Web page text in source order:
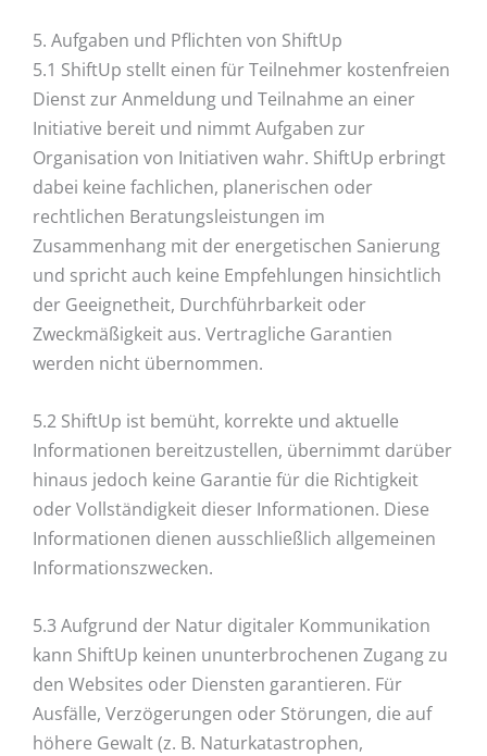
5. Aufgaben und Pflichten von ShiftUp
5.1 ShiftUp stellt einen für Teilnehmer kostenfreien
Dienst zur Anmeldung und Teilnahme an einer
Initiative bereit und nimmt Aufgaben zur
Organisation von Initiativen wahr. ShiftUp erbringt
dabei keine fachlichen, planerischen oder
rechtlichen Beratungsleistungen im
Zusammenhang mit der energetischen Sanierung
und spricht auch keine Empfehlungen hinsichtlich
der Geeignetheit, Durchführbarkeit oder
Zweckmäßigkeit aus. Vertragliche Garantien
werden nicht übernommen.
5.2 ShiftUp ist bemüht, korrekte und aktuelle
Informationen bereitzustellen, übernimmt darüber
hinaus jedoch keine Garantie für die Richtigkeit
oder Vollständigkeit dieser Informationen. Diese
Informationen dienen ausschließlich allgemeinen
Informationszwecken.
5.3 Aufgrund der Natur digitaler Kommunikation
kann ShiftUp keinen ununterbrochenen Zugang zu
den Websites oder Diensten garantieren. Für
Ausfälle, Verzögerungen oder Störungen, die auf
höhere Gewalt (z. B. Naturkatastrophen,